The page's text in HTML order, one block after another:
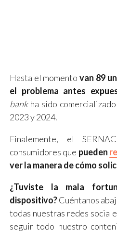
Hasta el momentovan 89
el problema antes
bank ha sido
2023 y 2024.
Finalemente, el
consumidores que pueden
ver la manera de cómo
¿Tuviste la mala
dispositivo?Cuéntanos
todas nuestras redes
seguir todo nuestro